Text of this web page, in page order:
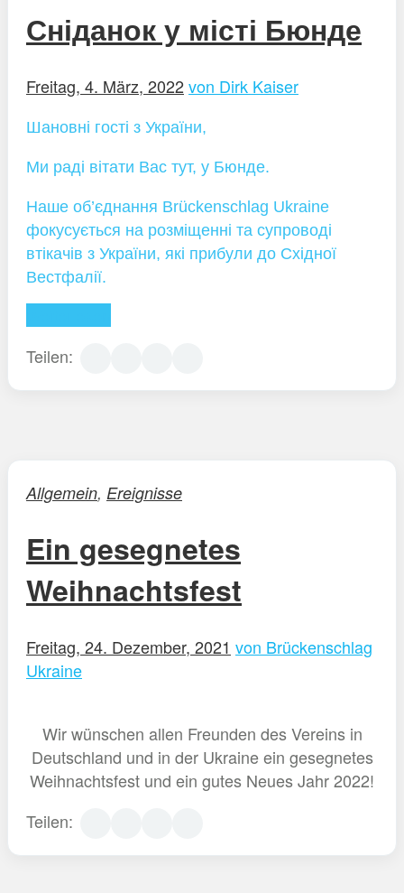
Сніданок у місті Бюнде
Freitag, 4. März, 2022von Dirk Kaiser
Шановні гості з України,
Ми раді вітати Вас тут, у Бюнде.
Наше об’єднання Brückenschlag Ukraine
фокусується на розміщенні та супроводі
втікачів з України, які прибули до Східної
Вестфалії.
Teilen:
Allgemein, Ereignisse
Ein gesegnetes
Weihnachtsfest
Freitag, 24. Dezember, 2021 von Brückenschlag
Ukraine
Wir wünschen allen Freunden des Vereins in
Deutschland und in der Ukraine ein gesegnetes
Weihnachtsfest und ein gutes Neues Jahr 2022!
Teilen: